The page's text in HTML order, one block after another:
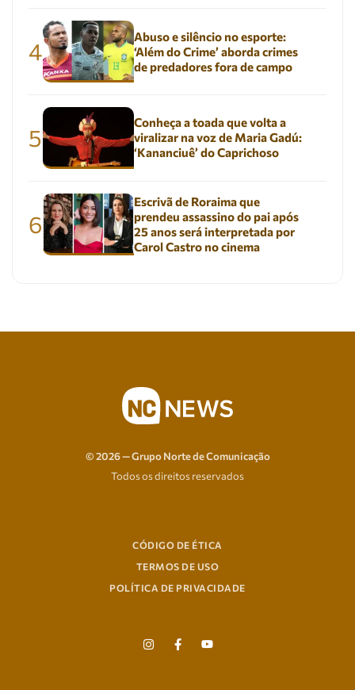
4
Abuso e silêncio no esporte:
‘Além do Crime’ aborda crimes
de predadores fora de campo
5
Conheça a toada que volta a
viralizar na voz de Maria Gadú:
‘Kananciuê’ do Caprichoso
6
Escrivã de Roraima que
prendeu assassino do pai após
25 anos será interpretada por
Carol Castro no cinema
© 2026 — Grupo Norte de Comunicação
Todos os direitos reservados
CÓDIGO DE ÉTICA
TERMOS DE USO
POLÍTICA DE PRIVACIDADE